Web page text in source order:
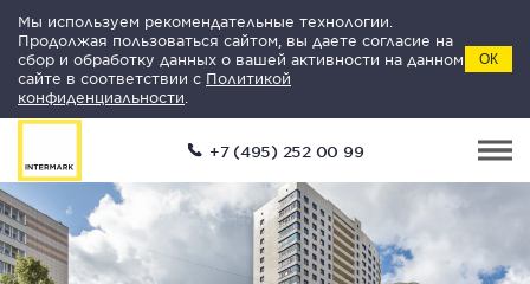
Мы используем рекомендательные технологии.
Продолжая пользоваться сайтом, вы даете согласие на
сбор и обработку данных о вашей активности на данном
сайте в соответствии с Политикой
конфиденциальности
ОК
+7 (495) 252 00 99